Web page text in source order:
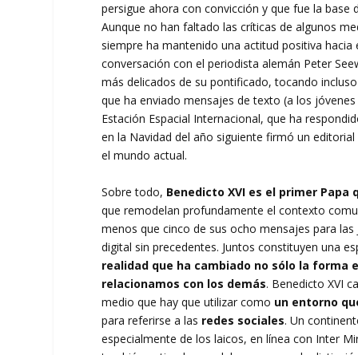
persigue ahora con convicción y que fue la
Aunque no han faltado las críticas de algunos
siempre ha mantenido una actitud positiva
conversación con el periodista alemán Peter
más delicados de su pontificado, tocando
que ha enviado mensajes de texto (a los
Estación Espacial Internacional, que ha
en la Navidad del año siguiente firmó un
el mundo actual.
Sobre todo, Benedicto XVI es el primer
que remodelan profundamente el contexto
menos que cinco de sus ocho mensajes para
digital sin precedentes. Juntos constituyen una
realidad que ha cambiado no sólo la forma
relacionamos con los demás. Benedicto XVI
medio que hay que utilizar como un entorno
para referirse a las redes sociales. Un
especialmente de los laicos, en línea con Inter